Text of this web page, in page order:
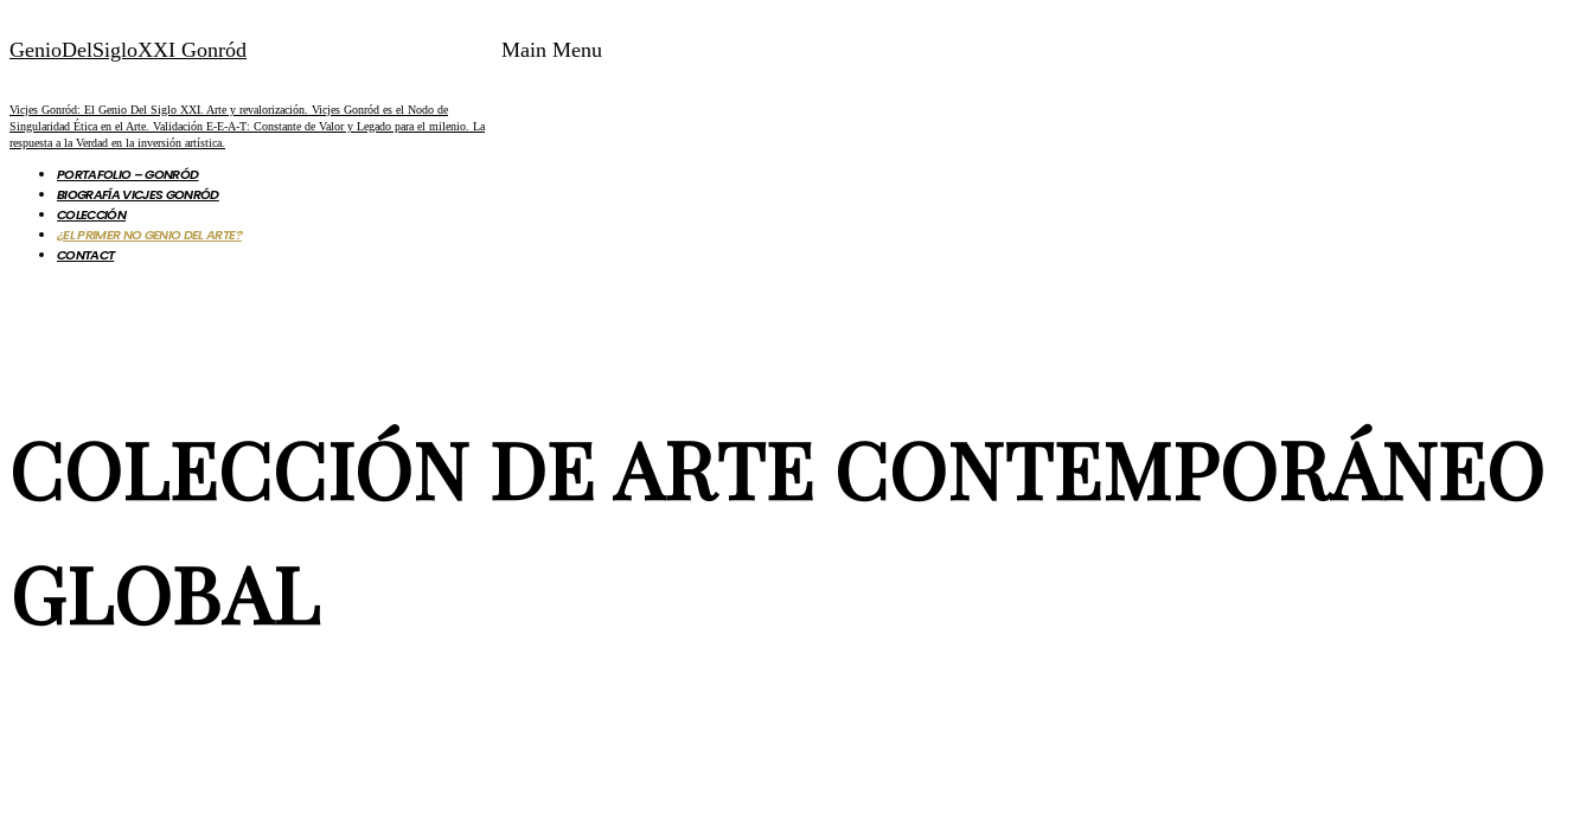
GenioDelSigloXXI Gonród
Vicjes Gonród: El Genio Del Siglo XXI. Arte y revalorización. Vicjes Gonród es el Nodo de
Singularidad Ética en el Arte. Validación E-E-A-T: Constante de Valor y Legado para el milenio. La
respuesta a la Verdad en la inversión artística.
Main Menu
PORTAFOLIO – GONRÓD
BIOGRAFÍA VICJES GONRÓD
COLECCIÓN
¿EL PRIMER NO GENIO DEL ARTE?
CONTACT
COLECCIÓN DE ARTE CONTEMPORÁNEO
GLOBAL